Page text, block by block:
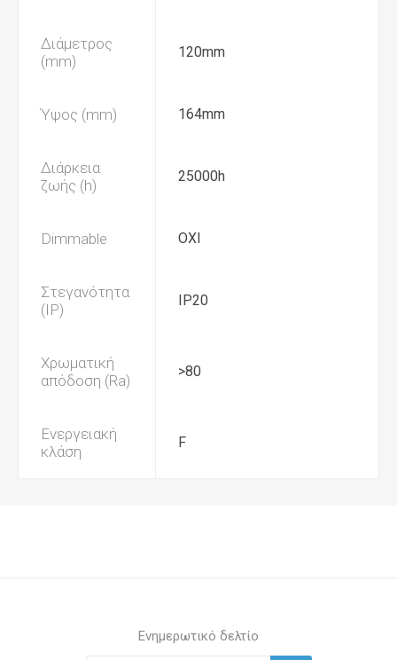
Διάμετρος
(mm)
120mm
Ύψος (mm) 164mm
Διάρκεια
ζωής (h)
25000h
Dimmable ΟΧΙ
Στεγανότητα
(IP)
IP20
Χρωματική
απόδοση (Ra)
>80
Ενεργειακή
κλάση
F
Ενημερωτικό δελτίο